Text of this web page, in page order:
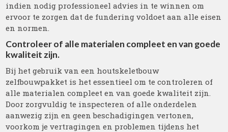
indien nodig professioneel advies in te winnen om
ervoor te zorgen dat de fundering voldoet aan alle eisen
en normen.
Controleer of alle materialen compleet en van goede
kwaliteit zijn.
Bij het gebruik van een houtskeletbouw
zelfbouwpakket is het essentieel om te controleren of
alle materialen compleet en van goede kwaliteit zijn.
Door zorgvuldig te inspecteren of alle onderdelen
aanwezig zijn en geen beschadigingen vertonen,
voorkom je vertragingen en problemen tijdens het